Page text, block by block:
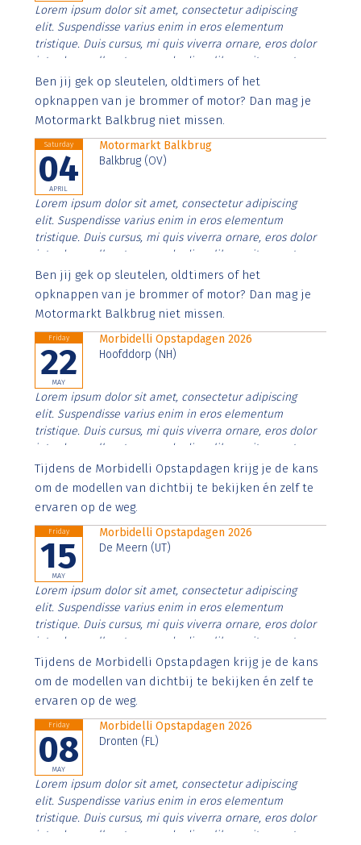
Lorem ipsum dolor sit amet, consectetur adipiscing
elit. Suspendisse varius enim in eros elementum
tristique. Duis cursus, mi quis viverra ornare, eros dolor
interdum nulla, ut commodo diam libero vitae erat.
Aenean faucibus nibh et justo cursus id rutrum lorem
imperdiet. Nunc ut sem vitae risus tristique posuere.
Ben jij gek op sleutelen, oldtimers of het
opknappen van je brommer of motor? Dan mag je
Motormarkt Balkbrug niet missen.
Saturday
04
APRIL
Motormarkt Balkbrug
Balkbrug (OV)
Lorem ipsum dolor sit amet, consectetur adipiscing
elit. Suspendisse varius enim in eros elementum
tristique. Duis cursus, mi quis viverra ornare, eros dolor
interdum nulla, ut commodo diam libero vitae erat.
Aenean faucibus nibh et justo cursus id rutrum lorem
imperdiet. Nunc ut sem vitae risus tristique posuere.
Ben jij gek op sleutelen, oldtimers of het
opknappen van je brommer of motor? Dan mag je
Motormarkt Balkbrug niet missen.
Friday
22
MAY
Morbidelli Opstapdagen 2026
Hoofddorp (NH)
Lorem ipsum dolor sit amet, consectetur adipiscing
elit. Suspendisse varius enim in eros elementum
tristique. Duis cursus, mi quis viverra ornare, eros dolor
interdum nulla, ut commodo diam libero vitae erat.
Aenean faucibus nibh et justo cursus id rutrum lorem
imperdiet. Nunc ut sem vitae risus tristique posuere.
Tijdens de Morbidelli Opstapdagen krijg je de kans
om de modellen van dichtbij te bekijken én zelf te
ervaren op de weg.
Friday
15
MAY
Morbidelli Opstapdagen 2026
De Meern (UT)
Lorem ipsum dolor sit amet, consectetur adipiscing
elit. Suspendisse varius enim in eros elementum
tristique. Duis cursus, mi quis viverra ornare, eros dolor
interdum nulla, ut commodo diam libero vitae erat.
Aenean faucibus nibh et justo cursus id rutrum lorem
imperdiet. Nunc ut sem vitae risus tristique posuere.
Tijdens de Morbidelli Opstapdagen krijg je de kans
om de modellen van dichtbij te bekijken én zelf te
ervaren op de weg.
Friday
08
MAY
Morbidelli Opstapdagen 2026
Dronten (FL)
Lorem ipsum dolor sit amet, consectetur adipiscing
elit. Suspendisse varius enim in eros elementum
tristique. Duis cursus, mi quis viverra ornare, eros dolor
interdum nulla, ut commodo diam libero vitae erat.